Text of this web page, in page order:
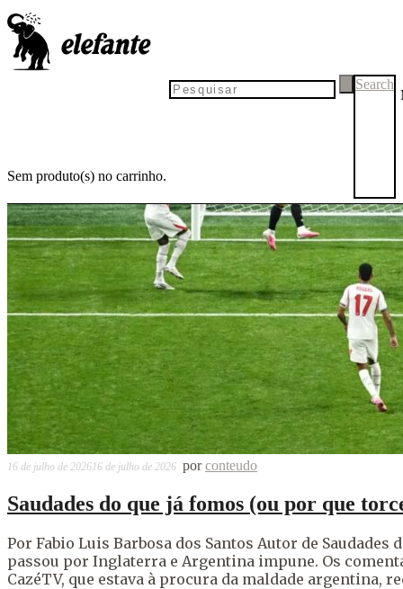
Sem produto(s) no carrinho.
Search
16 de julho de 202616 de julho de 2026 porconteudo
Saudades do que já fomos (ou por que
Por Fabio Luis Barbosa dos Santos Autor de
passou por Inglaterra e Argentina impune. Os
CazéTV, que estava à procura da maldade argentina,